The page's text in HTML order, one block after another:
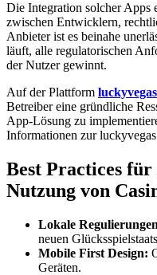
Die Integration solcher Apps
zwischen Entwicklern,
Anbieter ist es beinahe
läuft, alle regulatorischen
der Nutzer gewinnt.
Auf der Plattform
Betreiber eine gründliche
App-Lösung zu
Informationen zur
Best Practices
Nutzung von
Lokale
neuen
Mobile First Design:
Geräten.